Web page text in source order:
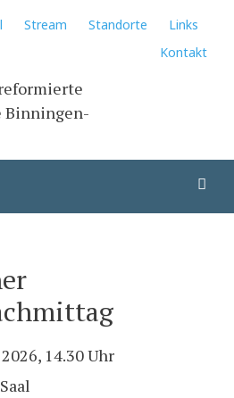
Stream Standorte
Links
Kontakt
14.30 Uhr